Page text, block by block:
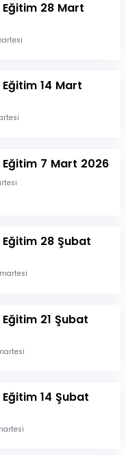
Eğitim 28 Mart
Eğitim 14 Mart
Eğitim 7 Mart 2026
Eğitim 28 Şubat
Eğitim 21 Şubat
Eğitim 14 Şubat